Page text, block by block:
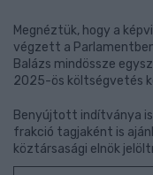
Megnéztük, hogy a
végzett a
Balázs mindössze
2025-ös költségvetés
Benyújtott indítványa
frakció tagjaként is
köztársasági elnök